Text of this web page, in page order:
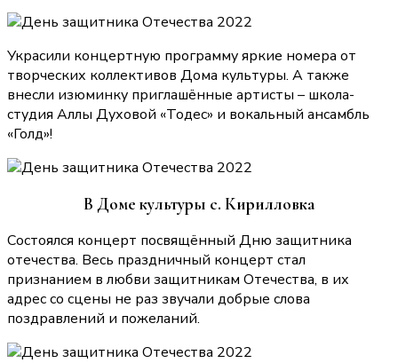
Украсили концертную программу яркие номера от
творческих коллективов Дома культуры. А также
внесли изюминку приглашённые артисты – школа-
студия Аллы Духовой «Тодес» и вокальный ансамбль
«Голд»!
В Доме культуры с. Кирилловка
Состоялся концерт посвящённый Дню защитника
отечества. Весь праздничный концерт стал
признанием в любви защитникам Отечества, в их
адрес со сцены не раз звучали добрые слова
поздравлений и пожеланий.